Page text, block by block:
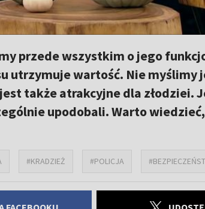
przede wszystkim o jego
utrzymuje wartość. Nie myślimy
także atrakcyjne dla złodziei.
upodobali. Warto
#KRADZIEŻ #POLICJA